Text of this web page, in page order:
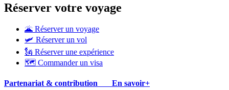
Réserver votre voyage
🌋 Réserver un voyage
🛩 Réserver un vol
🗽 Réserver une expérience
🗺 Commander un visa
Partenariat & contribution En savoir+